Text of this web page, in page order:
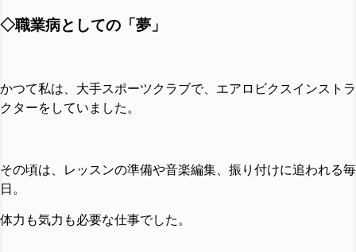
◇職業病としての「夢」
かつて私は、大手スポーツクラブで、エアロビクスインストラ
クターをしていました。
その頃は、レッスンの準備や音楽編集、振り付けに追われる毎
日。
体力も気力も必要な仕事でした。